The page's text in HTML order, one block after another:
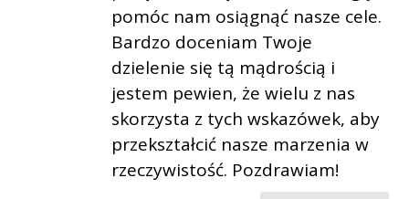
pomóc nam osiągnąć nasze cele.
Bardzo doceniam Twoje
dzielenie się tą mądrością i
jestem pewien, że wielu z nas
skorzysta z tych wskazówek, aby
przekształcić nasze marzenia w
rzeczywistość. Pozdrawiam!